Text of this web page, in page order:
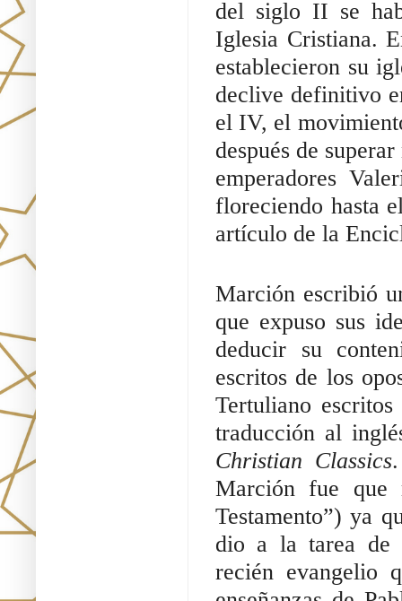
del siglo II se
Iglesia Cristiana.
establecieron su
declive definitivo
el IV, el
después de
emperadores
floreciendo hasta
artículo de la
Marción escribió
que expuso sus
deducir su
escritos de los
Tertuliano
traducción al
Christian Classics
Marción fue que
Testamento”) ya
dio a la tarea de
recién evangelio